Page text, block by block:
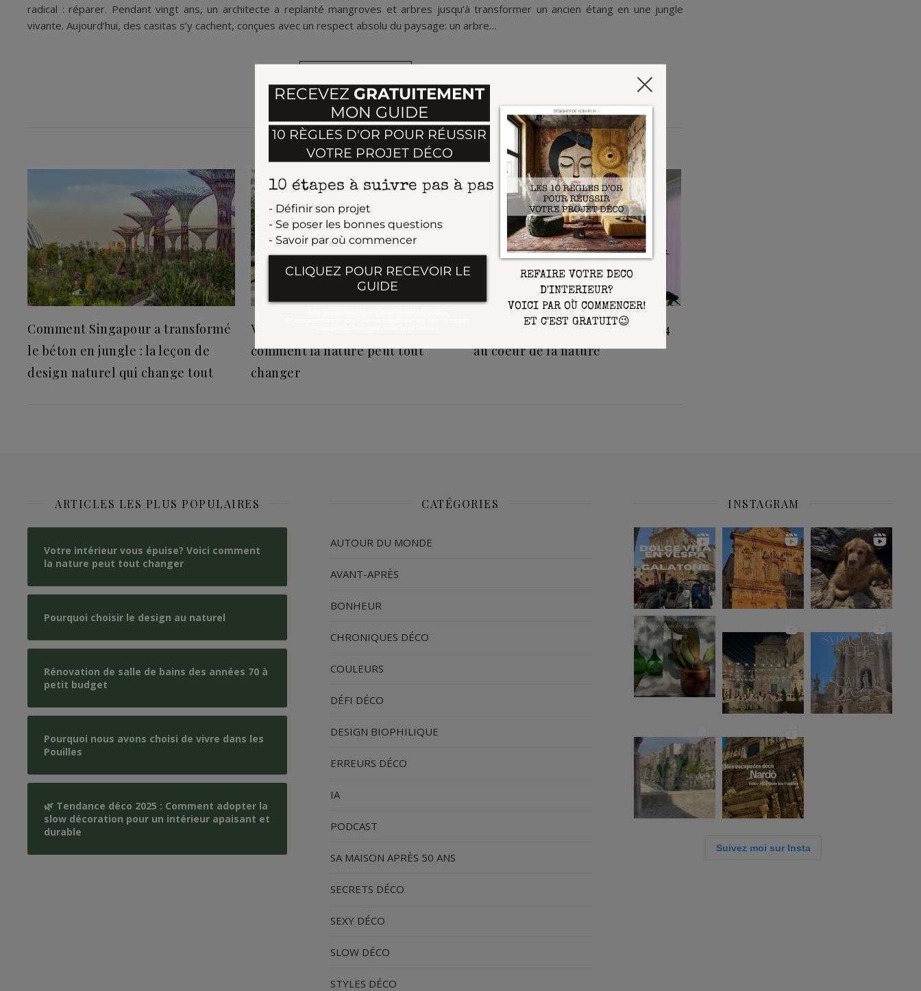
radical : réparer. Pendant vingt ans, un architecte a replanté mangroves et arbres jusqu’à transformer un ancien étang en une jungle
vivante. Aujourd’hui, des casitas s’y cachent, conçues avec un respect absolu du paysage: un arbre…
VOUS POURRIEZ AUSSI AIMER
Comment Singapour a transformé
le béton en jungle : la leçon de
design naturel qui change tout
Votre intérieur vous épuise? Voici
comment la nature peut tout
changer
Les couleurs tendance déco 2024
au coeur de la nature
ARTICLES LES PLUS POPULAIRES
Votre intérieur vous épuise? Voici comment
la nature peut tout changer
Pourquoi choisir le design au naturel
Rénovation de salle de bains des années 70 à
petit budget
Pourquoi nous avons choisi de vivre dans les
Pouilles
🌿 Tendance déco 2025 : Comment adopter la
slow décoration pour un intérieur apaisant et
durable
CATÉGORIES
AUTOUR DU MONDE
AVANT-APRÈS
BONHEUR
CHRONIQUES DÉCO
COULEURS
DÉFI DÉCO
DESIGN BIOPHILIQUE
ERREURS DÉCO
IA
PODCAST
SA MAISON APRÈS 50 ANS
SECRETS DÉCO
SEXY DÉCO
SLOW DÉCO
STYLES DÉCO
INSTAGRAM
Suivez moi sur Insta